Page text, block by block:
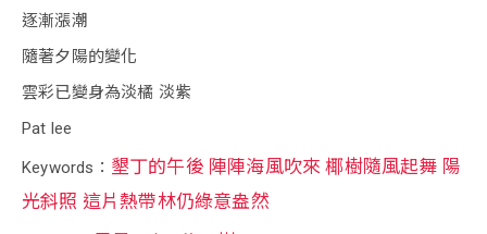
逐漸漲潮
隨著夕陽的變化
雲彩已變身為淡橘 淡紫
Pat lee
Keywords： 墾丁的午後 陣陣海風吹來 椰樹隨風起舞 陽
光斜照 這片熱帶林仍綠意盎然